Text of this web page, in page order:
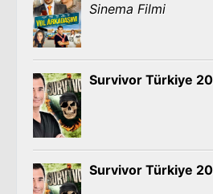
Sinema Filmi
Survivor Türkiye
Survivor Türkiye